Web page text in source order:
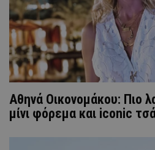
Αθηνά Οικονομάκου: Πιο
μίνι φόρεμα και iconic